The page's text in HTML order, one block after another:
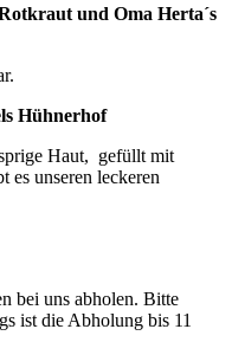
und Oma Herta´s
Hühnerhof
Haut, gefüllt mit
es unseren leckeren
bei uns abholen. Bitte
ist die Abholung bis 11